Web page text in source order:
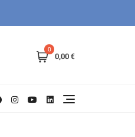
0
0,00 €